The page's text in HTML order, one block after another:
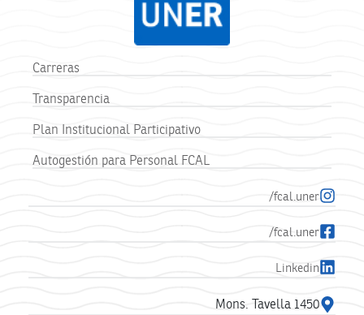
Carreras
Transparencia
Plan Institucional Participativo
Autogestión para Personal FCAL
/fcal.uner
/fcal.uner
Linkedin
Mons. Tavella 1450